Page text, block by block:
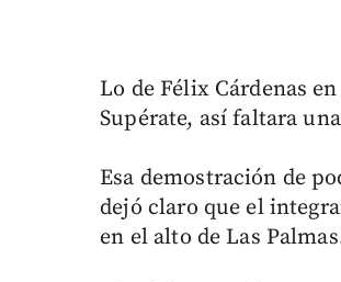
Lo de Félix Cárdenas
Supérate, así faltara
Esa demostración de
dejó claro que el
en el alto de Las